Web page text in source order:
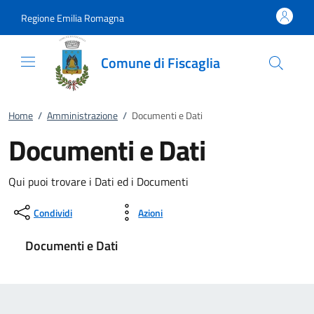
Regione Emilia Romagna
Comune di Fiscaglia
Home / Amministrazione / Documenti e Dati
Documenti e Dati
Qui puoi trovare i Dati ed i Documenti
Condividi Azioni
Documenti e Dati